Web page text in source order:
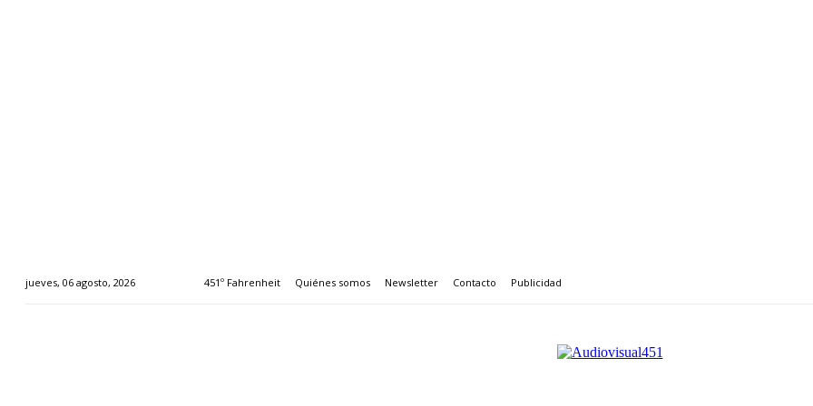
jueves, 06 agosto, 2026 451º Fahrenheit Quiénes somos Newsletter Contacto Publicidad